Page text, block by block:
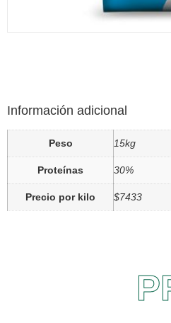
Información adicional
Peso 15kg
Proteínas 30%
Precio por kilo $7433